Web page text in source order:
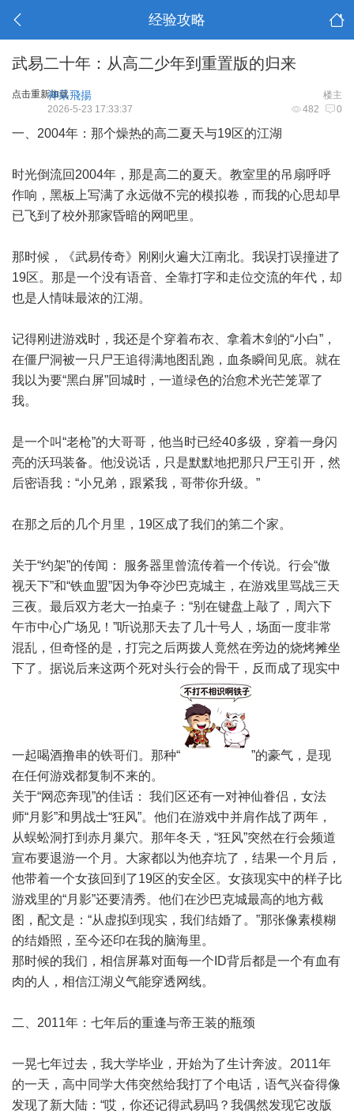
经验攻略
武易二十年：从高二少年到重置版的归来
点击重新加载 楼主
神采飛揚
482 0
2026-5-23 17:33:37
一、2004年：那个燥热的高二夏天与19区的江湖
时光倒流回2004年，那是高二的夏天。教室里的吊扇呼呼
作响，黑板上写满了永远做不完的模拟卷，而我的心思却早
已飞到了校外那家昏暗的网吧里。
那时候，《武易传奇》刚刚火遍大江南北。我误打误撞进了
19区。那是一个没有语音、全靠打字和走位交流的年代，却
也是人情味最浓的江湖。
记得刚进游戏时，我还是个穿着布衣、拿着木剑的“小白”，
在僵尸洞被一只尸王追得满地图乱跑，血条瞬间见底。就在
我以为要“黑白屏”回城时，一道绿色的治愈术光芒笼罩了
我。
是一个叫“老枪”的大哥哥，他当时已经40多级，穿着一身闪
亮的沃玛装备。他没说话，只是默默地把那只尸王引开，然
后密语我：“小兄弟，跟紧我，哥带你升级。”
在那之后的几个月里，19区成了我们的第二个家。
关于“约架”的传闻： 服务器里曾流传着一个传说。行会“傲
视天下”和“铁血盟”因为争夺沙巴克城主，在游戏里骂战三天
三夜。最后双方老大一拍桌子：“别在键盘上敲了，周六下
午市中心广场见！”听说那天去了几十号人，场面一度非常
混乱，但奇怪的是，打完之后两拨人竟然在旁边的烧烤摊坐
下了。据说后来这两个死对头行会的骨干，反而成了现实中
一起喝酒撸串的铁哥们。那种“
”的豪气，是现
在任何游戏都复制不来的。
关于“网恋奔现”的佳话： 我们区还有一对神仙眷侣，女法
师“月影”和男战士“狂风”。他们在游戏中并肩作战了两年，
从蜈蚣洞打到赤月巢穴。那年冬天，“狂风”突然在行会频道
宣布要退游一个月。大家都以为他弃坑了，结果一个月后，
他带着一个女孩回到了19区的安全区。女孩现实中的样子比
游戏里的“月影”还要清秀。他们在沙巴克城最高的地方截
图，配文是：“从虚拟到现实，我们结婚了。”那张像素模糊
的结婚照，至今还印在我的脑海里。
那时候的我们，相信屏幕对面每一个ID背后都是一个有血有
肉的人，相信江湖义气能穿透网线。
二、2011年：七年后的重逢与帝王装的瓶颈
一晃七年过去，我大学毕业，开始为了生计奔波。2011年
的一天，高中同学大伟突然给我打了个电话，语气兴奋得像
发现了新大陆：“哎，你还记得武易吗？我偶然发现它改版